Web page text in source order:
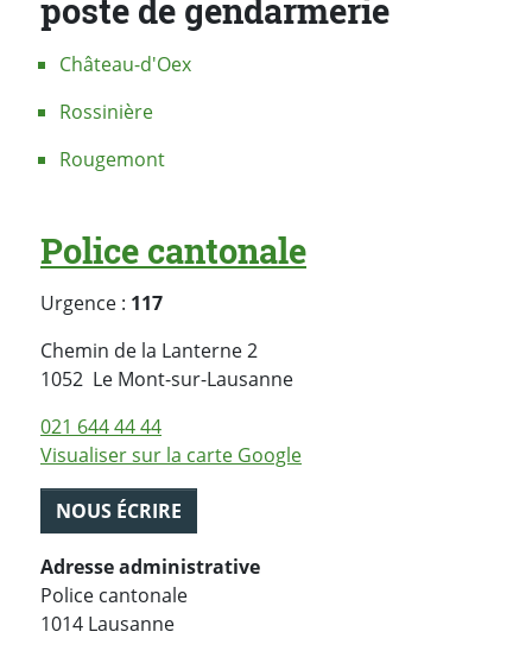
poste de gendarmerie
Château-d'Oex
Rossinière
Rougemont
Police cantonale
Urgence : 117
Chemin de la Lanterne 2
1052 Le Mont-sur-LausanneSuisse
021 644 44 44
Visualiser sur la carte Google
NOUS ÉCRIRE
Adresse administrative
Police cantonale
1014 Lausanne